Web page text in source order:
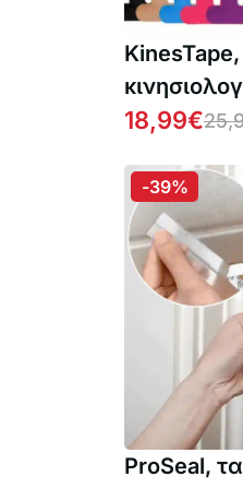
KinesTape,
γόνατο (10
18,99€
ProSeal,
-39%